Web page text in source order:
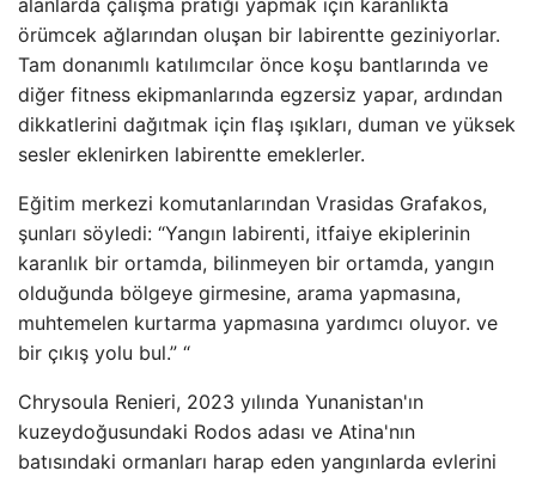
alanlarda çalışma pratiği yapmak için karanlıkta
örümcek ağlarından oluşan bir labirentte geziniyorlar.
Tam donanımlı katılımcılar önce koşu bantlarında ve
diğer fitness ekipmanlarında egzersiz yapar, ardından
dikkatlerini dağıtmak için flaş ışıkları, duman ve yüksek
sesler eklenirken labirentte emeklerler.
Eğitim merkezi komutanlarından Vrasidas Grafakos,
şunları söyledi: “Yangın labirenti, itfaiye ekiplerinin
karanlık bir ortamda, bilinmeyen bir ortamda, yangın
olduğunda bölgeye girmesine, arama yapmasına,
muhtemelen kurtarma yapmasına yardımcı oluyor. ve
bir çıkış yolu bul.” “
Chrysoula Renieri, 2023 yılında Yunanistan'ın
kuzeydoğusundaki Rodos adası ve Atina'nın
batısındaki ormanları harap eden yangınlarda evlerini